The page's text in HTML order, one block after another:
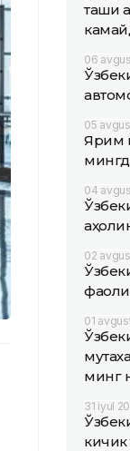
ташқи
06
05
Ярим
04
02
01
минг
31 iyul
кичик